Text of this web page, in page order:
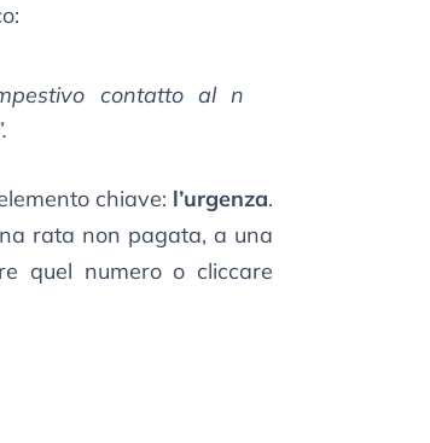
contatto al n
chiave: l’urgenza.
rata non pagata, a una
quel numero o cliccare